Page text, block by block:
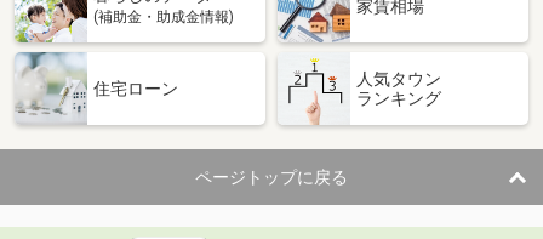
(補助金・助成金情報)
家賃相場
住宅ローン
人気タウン
ランキング
ページトップに戻る